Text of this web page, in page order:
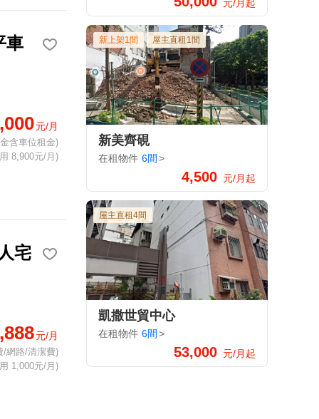
車
元/月
含車位租金)
8,900元/月)
宅
元/月
/網路/清潔費)
1,000元/月)
元/月起
新上架1間 屋主直租1間
新美齊硯
在租物件 6間 >
4,500 元/月起
屋主直租4間
凱撒世貿中心
在租物件 6間 >
53,000 元/月起